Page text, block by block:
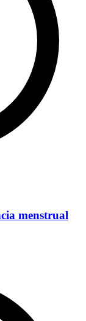
menstrual